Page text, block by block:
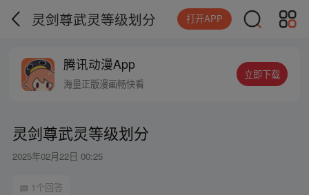
灵剑尊武灵等级划分 打开APP
腾讯动漫App
海量正版漫画畅快看
立即下载
灵剑尊武灵等级划分
2025年02月22日 00:25
1个回答